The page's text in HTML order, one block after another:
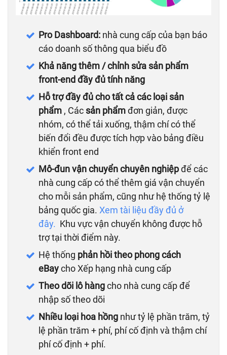
Pro Dashboard: nhà cung cấp của bạn báo
cáo doanh số thông qua biểu đồ
Khả năng thêm / chỉnh sửa sản phẩm
front-end đầy đủ tính năng
Hỗ trợ đầy đủ cho tất cả các loại sản
phẩm , Các sản phẩmđơn giản, được
nhóm, có thể tải xuống, thậm chí có thể
biến đổi đều được tích hợp vào bảng điều
khiển front end
Mô-đun vận chuyển chuyên nghiệpđể các
nhà cung cấp có thể thêm giá vận chuyển
cho mỗi sản phẩm, cũng như hệ thống tỷ lệ
bảng quốc gia. Xem tài liệu đầy đủ ở
đây. Khu vực vận chuyển không được hỗ
trợ tại thời điểm này.
Hệ thống phản hồi theo phong cách
eBaycho Xếp hạng nhà cung cấp
Theo dõi lô hàngcho nhà cung cấp để
nhập số theo dõi
Nhiều loại hoa hồng như tỷ lệ phần trăm, tỷ
lệ phần trăm + phí, phí cố định và thậm chí
phí ​​cố định + phí.